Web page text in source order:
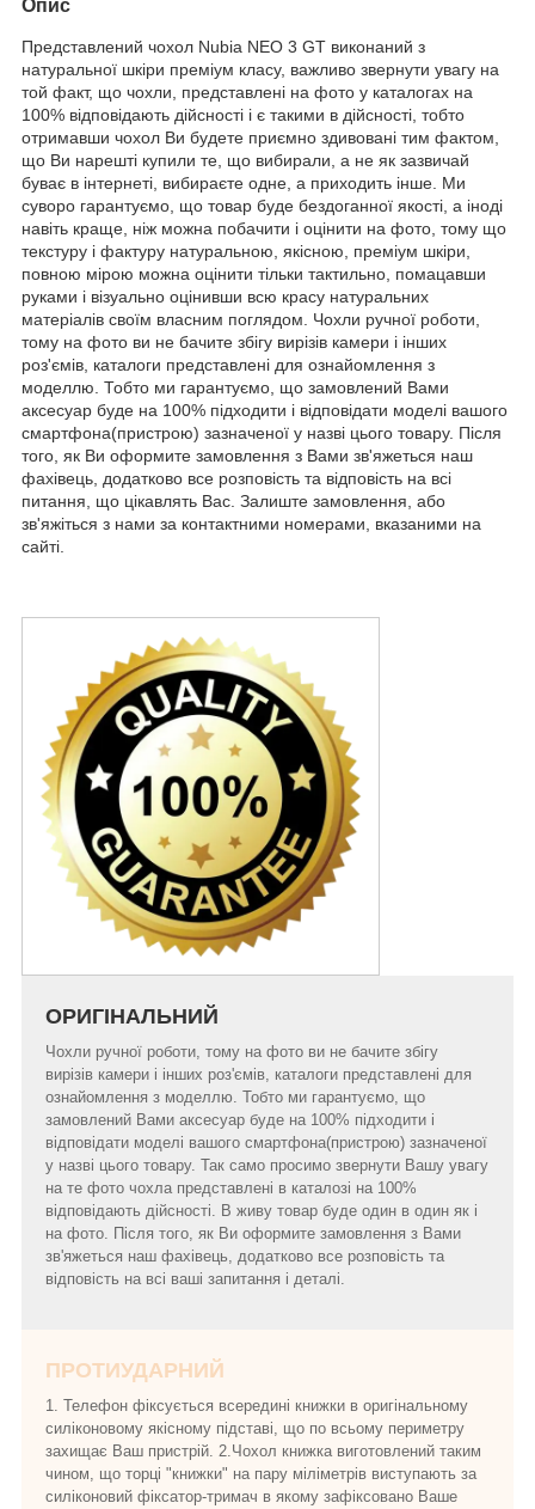
Опис
Представлений чохол Nubia NEO 3 GT виконаний з
натуральної шкіри преміум класу, важливо звернути увагу на
той факт, що чохли, представлені на фото у каталогах на
100% відповідають дійсності і є такими в дійсності, тобто
отримавши чохол Ви будете приємно здивовані тим фактом,
що Ви нарешті купили те, що вибирали, а не як зазвичай
буває в інтернеті, вибираєте одне, а приходить інше. Ми
суворо гарантуємо, що товар буде бездоганної якості, а іноді
навіть краще, ніж можна побачити і оцінити на фото, тому що
текстуру і фактуру натуральною, якісною, преміум шкіри,
повною мірою можна оцінити тільки тактильно, помацавши
руками і візуально оцінивши всю красу натуральних
матеріалів своїм власним поглядом. Чохли ручної роботи,
тому на фото ви не бачите збігу вирізів камери і інших
роз'ємів, каталоги представлені для ознайомлення з
моделлю. Тобто ми гарантуємо, що замовлений Вами
аксесуар буде на 100% підходити і відповідати моделі вашого
смартфона(пристрою) зазначеної у назві цього товару. Після
того, як Ви оформите замовлення з Вами зв'яжеться наш
фахівець, додатково все розповість та відповість на всі
питання, що цікавлять Вас. Залиште замовлення, або
зв'яжіться з нами за контактними номерами, вказаними на
сайті.
ОРИГІНАЛЬНИЙ
Чохли ручної роботи, тому на фото ви не бачите збігу
вирізів камери і інших роз'ємів, каталоги представлені для
ознайомлення з моделлю. Тобто ми гарантуємо, що
замовлений Вами аксесуар буде на 100% підходити і
відповідати моделі вашого смартфона(пристрою) зазначеної
у назві цього товару. Так само просимо звернути Вашу увагу
на те фото чохла представлені в каталозі на 100%
відповідають дійсності. В живу товар буде один в один як і
на фото. Після того, як Ви оформите замовлення з Вами
зв'яжеться наш фахівець, додатково все розповість та
відповість на всі ваші запитання і деталі.
ПРОТИУДАРНИЙ
1. Телефон фіксується всередині книжки в оригінальному
силіконовому якісному підставі, що по всьому периметру
захищає Ваш пристрій. 2.Чохол книжка виготовлений таким
чином, що торці "книжки" на пару міліметрів виступають за
силіконовий фіксатор-тримач в якому зафіксовано Ваше